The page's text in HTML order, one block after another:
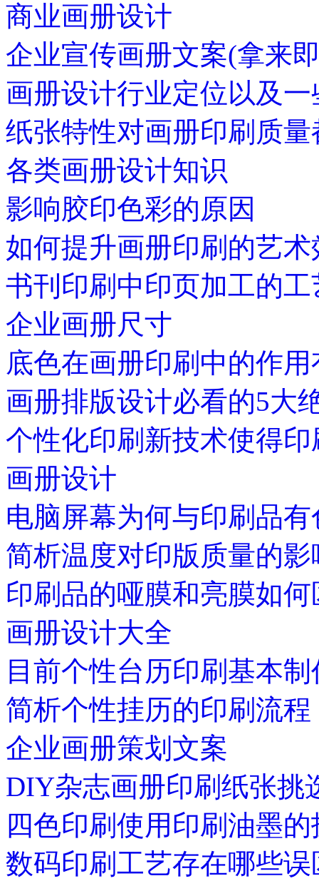
商业画册设计
企业宣传画册文案(拿来
画册设计行业定位以及
纸张特性对画册印刷质
各类画册设计知识
影响胶印色彩的原因
如何提升画册印刷的艺术
书刊印刷中印页加工的工
企业画册尺寸
底色在画册印刷中的作
画册排版设计必看的5大
个性化印刷新技术使得
画册设计
电脑屏幕为何与印刷品有
简析温度对印版质量的影
印刷品的哑膜和亮膜如何
画册设计大全
目前个性台历印刷基本
简析个性挂历的印刷流程
企业画册策划文案
DIY杂志画册印刷纸张挑
四色印刷使用印刷油墨的
数码印刷工艺存在哪些误